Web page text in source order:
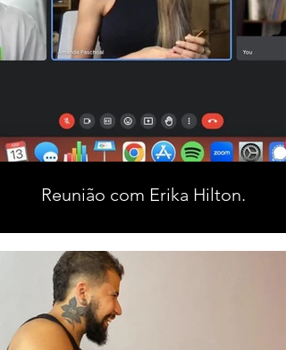
Reunião com Erika Hilton.